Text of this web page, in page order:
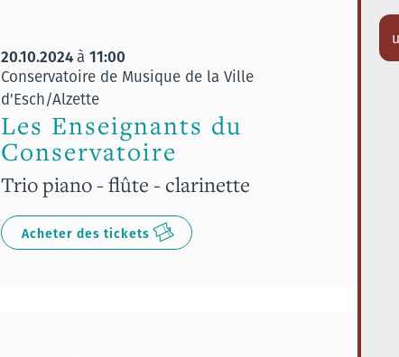
20.10.2024à 11:00
Conservatoire de Musique de la Ville
d'Esch/Alzette
Les Enseignants du
Conservatoire
Trio piano - flûte - clarinette
Acheter des tickets